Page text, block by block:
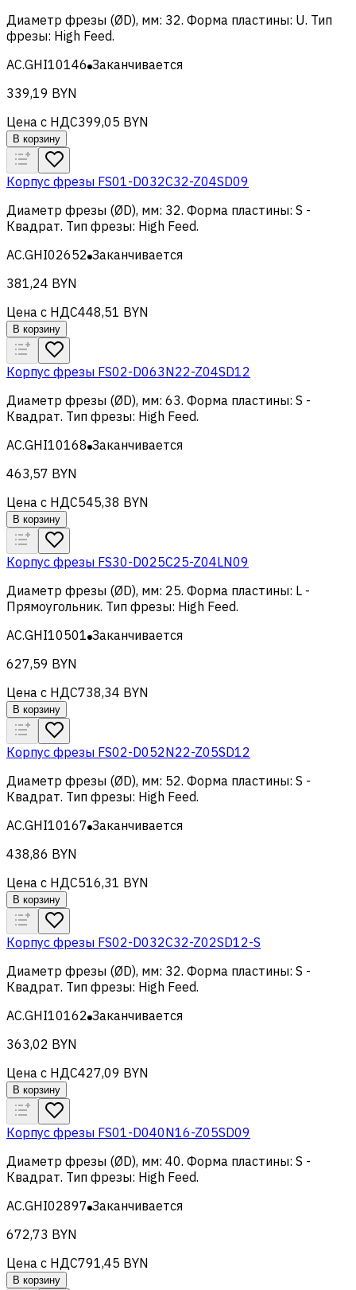
Диаметр фрезы (ØD), мм: 32. Форма пластины: U. Тип
фрезы: High Feed.
AC.GHI10146 Заканчивается
339,19 BYN
Цена с НДС399,05 BYN
В корзину
Корпус фрезы FS01-D032C32-Z04SD09
Диаметр фрезы (ØD), мм: 32. Форма пластины: S -
Квадрат. Тип фрезы: High Feed.
AC.GHI02652 Заканчивается
381,24 BYN
Цена с НДС448,51 BYN
В корзину
Корпус фрезы FS02-D063N22-Z04SD12
Диаметр фрезы (ØD), мм: 63. Форма пластины: S -
Квадрат. Тип фрезы: High Feed.
AC.GHI10168 Заканчивается
463,57 BYN
Цена с НДС545,38 BYN
В корзину
Корпус фрезы FS30-D025C25-Z04LN09
Диаметр фрезы (ØD), мм: 25. Форма пластины: L -
Прямоугольник. Тип фрезы: High Feed.
AC.GHI10501 Заканчивается
627,59 BYN
Цена с НДС738,34 BYN
В корзину
Корпус фрезы FS02-D052N22-Z05SD12
Диаметр фрезы (ØD), мм: 52. Форма пластины: S -
Квадрат. Тип фрезы: High Feed.
AC.GHI10167 Заканчивается
438,86 BYN
Цена с НДС516,31 BYN
В корзину
Корпус фрезы FS02-D032C32-Z02SD12-S
Диаметр фрезы (ØD), мм: 32. Форма пластины: S -
Квадрат. Тип фрезы: High Feed.
AC.GHI10162 Заканчивается
363,02 BYN
Цена с НДС427,09 BYN
В корзину
Корпус фрезы FS01-D040N16-Z05SD09
Диаметр фрезы (ØD), мм: 40. Форма пластины: S -
Квадрат. Тип фрезы: High Feed.
AC.GHI02897 Заканчивается
672,73 BYN
Цена с НДС791,45 BYN
В корзину